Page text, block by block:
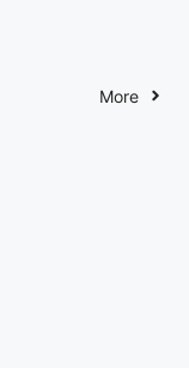
More